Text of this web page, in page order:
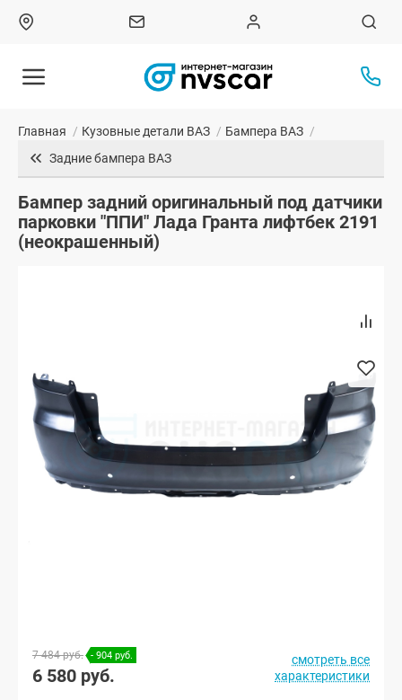
Главная / Кузовные детали ВАЗ / Бампера ВАЗ /
Задние бампера ВАЗ
Бампер задний оригинальный под датчики
парковки "ППИ" Лада Гранта лифтбек 2191
(неокрашенный)
7 484 руб. - 904 руб.
6 580 руб.
смотреть все
характеристики